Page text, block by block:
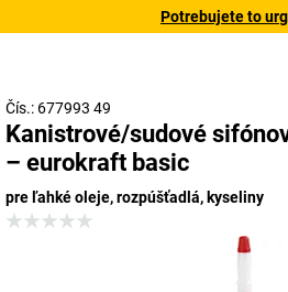
Potrebujete to
Čís.: 677993 49
Kanistrové/sudové
– eurokraft basic
pre ľahké oleje, rozpúšťadlá, kyseliny